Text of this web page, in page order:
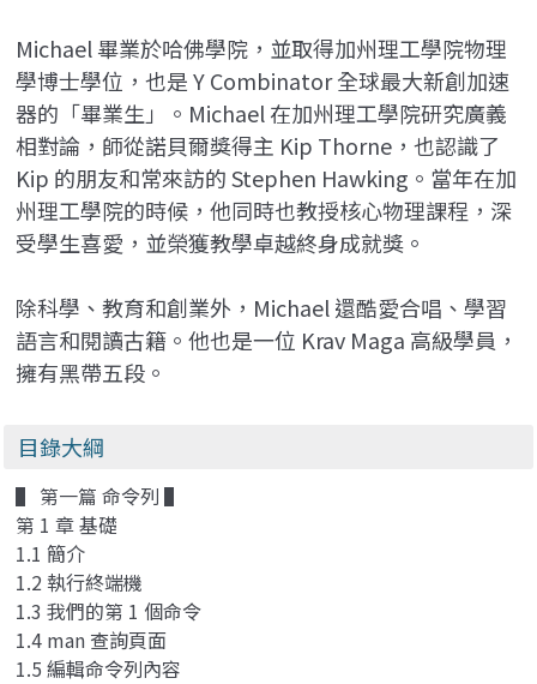
Michael 畢業於哈佛學院，並取得加州理工學院物理
學博士學位，也是 Y Combinator 全球最大新創加速
器的「畢業生」。Michael 在加州理工學院研究廣義
相對論，師從諾貝爾獎得主 Kip Thorne，也認識了
Kip 的朋友和常來訪的 Stephen Hawking。當年在加
州理工學院的時候，他同時也教授核心物理課程，深
受學生喜愛，並榮獲教學卓越終身成就獎。
除科學、教育和創業外，Michael 還酷愛合唱、學習
語言和閱讀古籍。他也是一位 Krav Maga 高級學員，
擁有黑帶五段。
目錄大綱
▌ 第一篇 命令列 ▌
第 1 章 基礎
1.1 簡介
1.2 執行終端機
1.3 我們的第 1 個命令
1.4 man 查詢頁面
1.5 編輯命令列內容